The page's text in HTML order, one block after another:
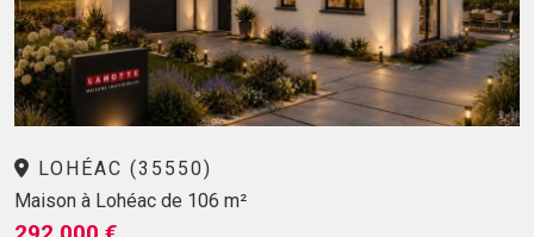
LOHÉAC (35550)
Maison à Lohéac de 106 m²